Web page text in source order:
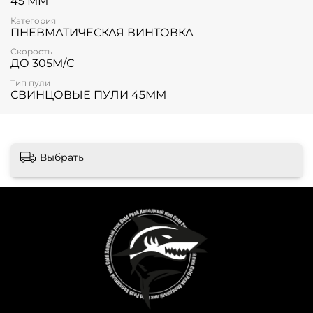
Категория
ПНЕВМАТИЧЕСКАЯ ВИНТОВКА
Скорость
ДО 305М/С
Тип пули
СВИНЦОВЫЕ ПУЛИ 45ММ
Выбрать